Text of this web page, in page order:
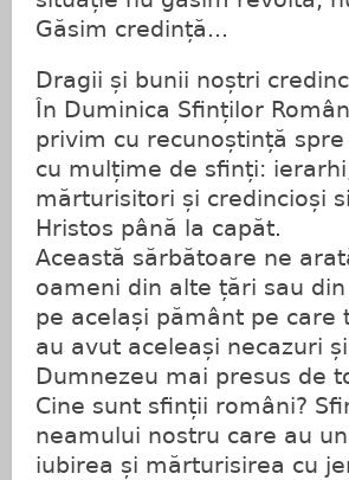
Găsim credință...
Dragii și bunii noștri
În Duminica Sfinților
privim cu recunoștință
cu mulțime de sfinți:
mărturisitori și credincioși
Hristos până la capăt.
Această sărbătoare ne
oameni din alte țări sau
pe același pământ pe
au avut aceleași necazuri
Dumnezeu mai presus de
Cine sunt sfinții români?
neamului nostru care au
iubirea și mărturisirea cu